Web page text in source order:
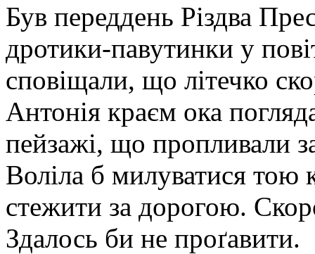
Був переддень Різдва
дротики-павутинки у
сповіщали, що літечко
Антонія краєм ока
пейзажі, що пропливали
Воліла б милуватися тою
стежити за дорогою.
Здалось би не проґавити.